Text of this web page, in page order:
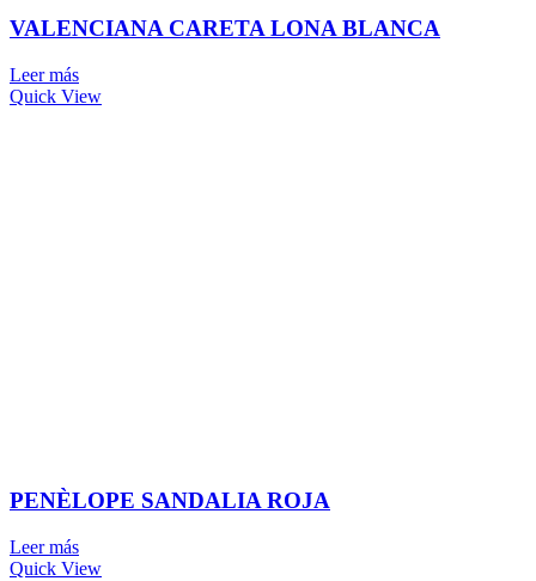
VALENCIANA CARETA LONA BLANCA
Leer más
Quick View
PENÈLOPE SANDALIA ROJA
Leer más
Quick View